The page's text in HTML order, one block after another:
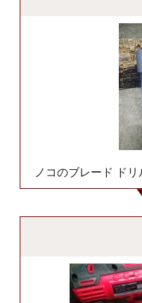
ノコのブレード ド